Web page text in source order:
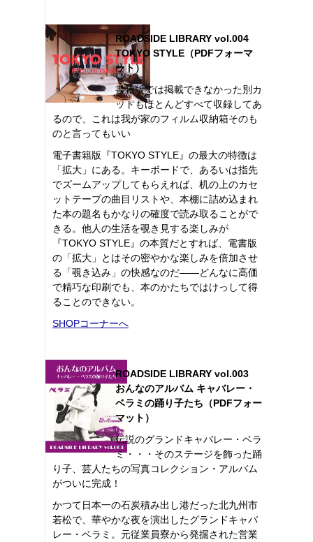
ROADSIDE LIBRARY vol.004
TOKYO STYLE（PDFフォーマ
ット）
書籍版では掲載できなかった別カ
ットもほとんどすべて収録してあ
るので、これは我が家のフィルム収納箱そのも
のと言ってもいい
電子書籍版『TOKYO STYLE』の最大の特徴は
「拡大」にある。キーボードで、あるいは指先
でズームアップしてもらえれば、机の上のカセ
ットテープの曲目リストや、本棚に詰め込まれ
た本の題名もかなりの確度で読み取ることがで
きる。他人の生活を覗き見する楽しみが
『TOKYO STYLE』の本質だとすれば、電書版
の「拡大」とはその密やかな楽しみを倍加させ
る「覗き込み」の快感なのだ――どんなに高価
で精巧な印刷でも、本のかたちではけっして得
ることのできない。
SHOPコーナーへ
ROADSIDE LIBRARY vol.003
おんなのアルバム キャバレー・
ベラミの踊り子たち（PDFフォー
マット）
伝説のグランドキャバレー・ベラ
ミ・・・そのステージを飾った踊
り子、芸人たちの写真コレクション・アルバム
がついに完成！
かつて日本一の石炭積み出し港だった北九州市
若松で、華やかな夜を演出したグランドキャバ
レー・ベラミ。元従業員寮から発掘された営業